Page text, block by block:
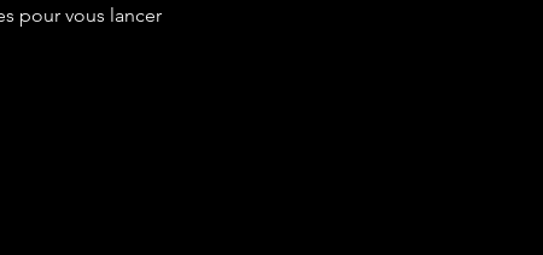
pour vous lancer